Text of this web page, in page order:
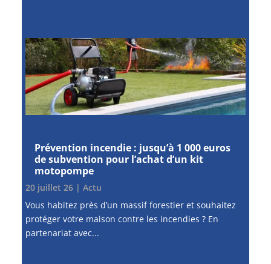
Prévention incendie : jusqu’à 1 000 euros
de subvention pour l’achat d’un kit
motopompe
20 juillet 26| Actu
Vous habitez près d’un massif forestier et souhaitez
protéger votre maison contre les incendies ? En
partenariat avec...